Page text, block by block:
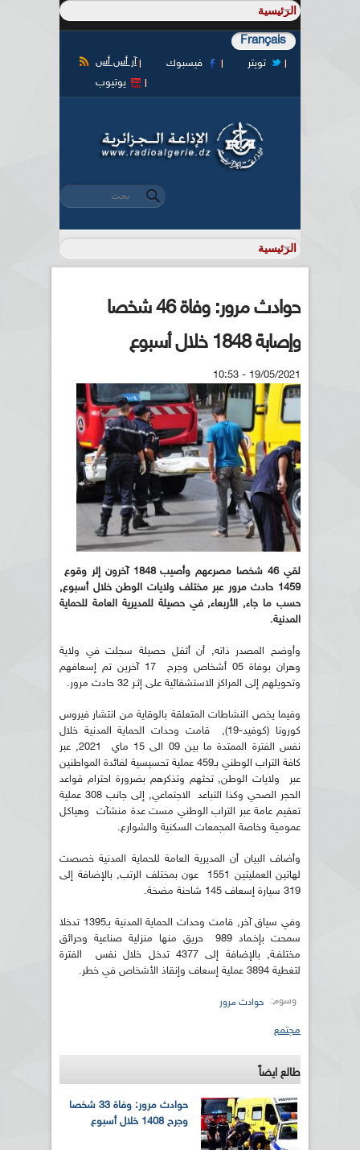
Français
آر أس أس فيسبوك
تويتر
يوتيوب
استمارة البحث
‏بحث ‏
حوادث مرور: وفاة 46 شخصا
وإصابة 1848 خلال أسبوع
19/05/2021 - 10:53
لقي 46 شخصا مصرعهم وأصيب 1848 آخرون إثر وقوع
1459 حادث مرور عبر مختلف ولايات الوطن خلال أسبوع,
حسب ما جاء, الأربعاء, في حصيلة للمديرية العامة للحماية
المدنية.
وأوضح المصدر ذاته, أن أثقل حصيلة سجلت في ولاية
وهران بوفاة 05 أشخاص وجرح 17 آخرين تم إسعافهم
وتحويلهم إلى المراكز الاستشفائية على إثـر 32 حادث مرور.
وفيما يخص النشاطات المتعلقة بالوقاية من انتشار فيروس
كورونا (كوفيد-19), قامت وحدات الحماية المدنية خلال
نفس الفترة الممتدة ما بين 09 الى 15 ماي 2021, عبر
كافة التراب الوطني بـ459 عملية تحسيسية لفائدة المواطنين
عبر ولايات الوطن, تحثهم وتذكرهم بضرورة احترام قواعد
الحجر الصحي وكذا التباعد الاجتماعي, إلى جانب 308 عملية
تعقيم عامة عبر التراب الوطني مست عدة منشآت وهياكل
عمومية وخاصة المجمعات السكنية والشوارع.
وأضاف البيان أن المديرية العامة للحماية المدنية خصصت
لهاتين العمليتين 1551 عون بمختلف الرتب, بالإضافة إلى
319 سيارة إسعاف 145 شاحنة مضخة.
وفي سياق آخر, قامت وحدات الحماية المدنية بـ1395 تدخلا
سمحت بإخـماد 989 حريق منها منزلية صناعية وحرائق
مختلفـة, بالإضافة إلى 4377 تدخل خلال نفس الفترة
لتغطية 3894 عملية إسعاف وإنقاذ الأشخاص في خطر.
وسوم: حوادث مرور
مجتمع
طالع ايضاً
حوادث مرور: وفاة 33 شخصا
وجرح 1408 خلال أسبوع